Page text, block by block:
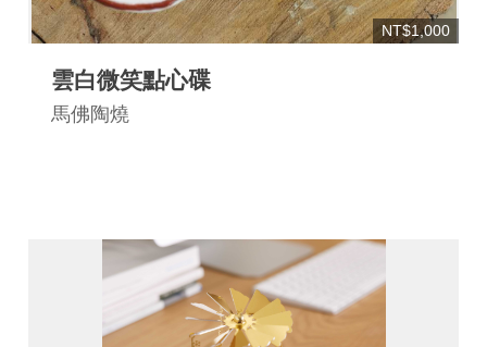
NT$1,000
雲白微笑點心碟
馬佛陶燒